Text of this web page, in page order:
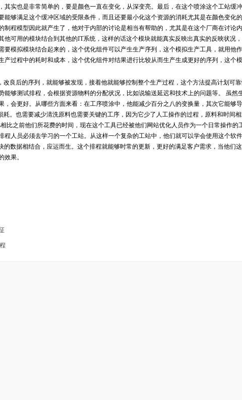
其实也是非常简单的，要是颜色一直在变化，从深变亮。最后，在这个喷涂这个工站缓
能够满足这个缓冲区域的受限条件，而且还要最小化这个资源的消耗尤其是在颜色变化
制程模型因此就产生了，他对于内部的讨论是相当有帮助的，尤其是在这个厂商在讨论
他可用的模块结合到其他的IT系统，这样的话这个模块就能真实反映出真实的反映状况
要模拟模块结合起来的，这个优化组件可以产生生产序列，这个模拟生产工具，就用他
产过程中的耗时和成本，这个优化组件对结果进行比较从而生产生成更好的序列，这个
良后的序列，就能够被发现，接着他就能够控制整个生产过程，这个方法提高计划可
能够测试排程，会根据资源物料的分配状况，比如说输送延迟和技术上的问题等。 虽然
，会更好。从哪些方面来看：在工序喷涂中，他能减少百分之八的变换量，其次它能够
耗。也需要减少清洗原料也需要关键的工序，因为它少了人工操作的过程，原料和时间
比之前他们所花费的时间，现在这个工具已经被他们网站优化人员作为一个日常操作的
程人员必须去学习的一个工站。从这样一个复杂的工站中，他们就可以学会使用这个软
数据相结合，应运而生。这个排程就能够时常的更新，更好的满足客户需求，当他们
效果。